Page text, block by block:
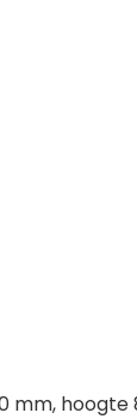
mm, hoogte